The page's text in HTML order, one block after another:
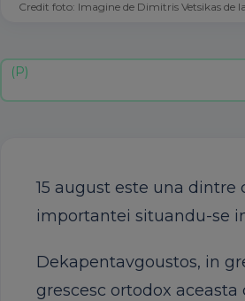
Credit foto: Imagine de Dimitris Vetsikas de
15 august este una
importantei situandu-se
Dekapentavgoustos, in
grescesc ortodox